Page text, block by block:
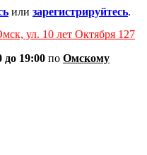
или зарегистрируйтесь.
ул. 10 лет Октября 127
до 19:00 по Омскому